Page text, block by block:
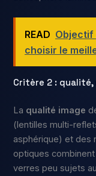
READ Objectif
choisir le
Critère 2 :
La qualité image
(lentilles multi-
asphérique) et des
optiques
verres peu sujets